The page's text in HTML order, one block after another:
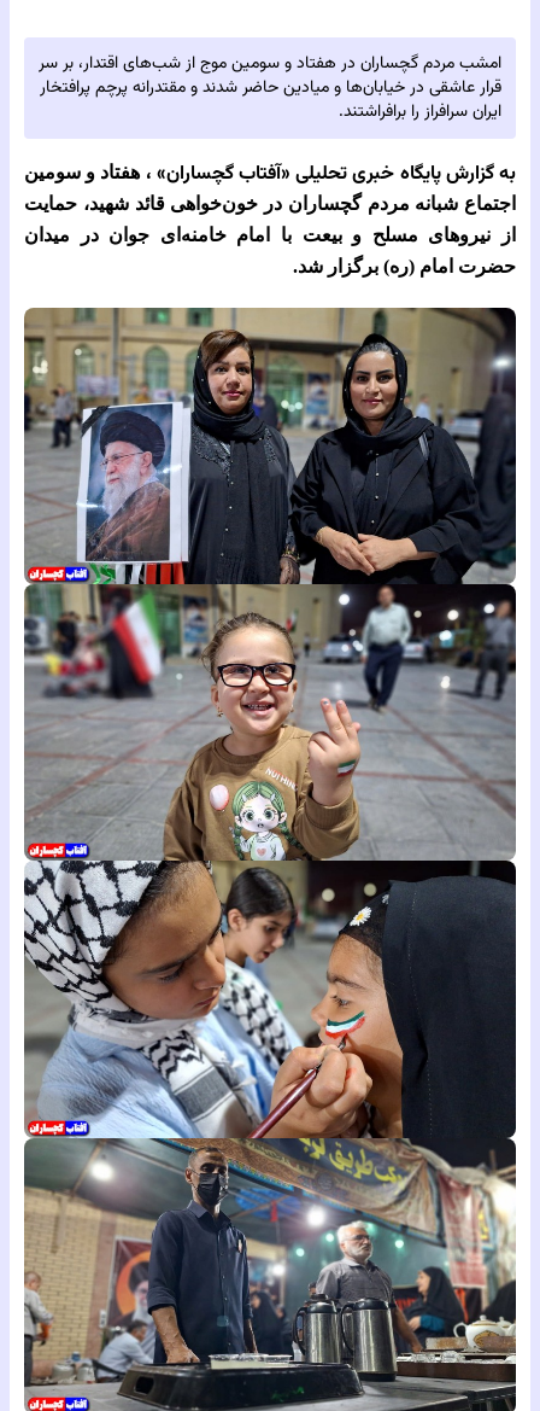
امشب مردم گچساران در هفتاد و سومین موج از شب‌های اقتدار، بر سر
قرار عاشقی در خیابان‌ها و میادین حاضر شدند و مقتدرانه پرچم پرافتخار
ایران سرافراز را برافراشتند.
به گزارش پایگاه خبری تحلیلی‌ «آفتاب گچساران» ، هفتاد و سومین
اجتماع شبانه مردم گچساران در خون‌خواهی قائد شهید، حمایت
از نیروهای مسلح و بیعت با امام‌ خامنه‌ای جوان در میدان
حضرت امام (ره) برگزار شد.